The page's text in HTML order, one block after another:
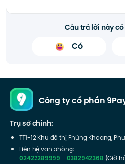
Câu trả lời này
Có
Công ty cổ phần
Trụ sở chính:
TT1-12 Khu đô thị Phùng Khoang,
Liên hệ văn phòng:
02422289999-0382942368 (Giờ